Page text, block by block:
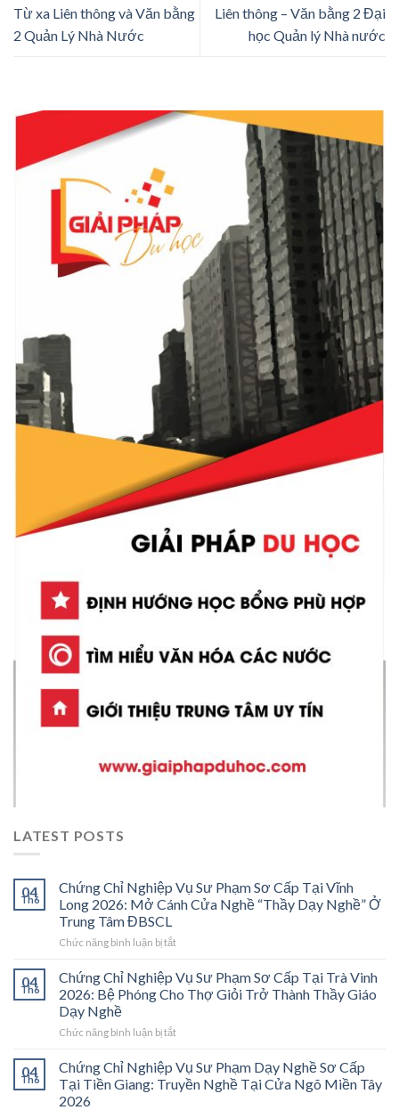
Từ xa Liên thông và Văn bằng
2 Quản Lý Nhà Nước
Liên thông – Văn bằng 2 Đại
học Quản lý Nhà nước
LATEST POSTS
04
Th6
Chứng Chỉ Nghiệp Vụ Sư Phạm Sơ Cấp Tại Vĩnh
Long 2026: Mở Cánh Cửa Nghề “Thầy Dạy Nghề” Ở
Trung Tâm ĐBSCL
Chức năng bình luận bị tắtở
Chỉ
Nghiệp
Vụ
Phạm
Cấp
Tại
Vĩnh
04
Th6
Chứng Chỉ Nghiệp Vụ Sư Phạm Sơ Cấp Tại Trà Vinh
2026: Bệ Phóng Cho Thợ Giỏi Trở Thành Thầy Giáo
Dạy Nghề
Chức năng bình luận bị tắtở
Chỉ
Nghiệp
Vụ
04
Th6
Chứng Chỉ Nghiệp Vụ Sư Phạm Dạy Nghề Sơ Cấp
Tại Tiền Giang: Truyền Nghề Tại Cửa Ngõ Miền Tây
2026